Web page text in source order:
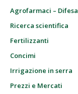
Agrofarmaci – Difesa
Ricerca scientifica
Fertilizzanti
Concimi
Irrigazione in serra
Prezzi e Mercati